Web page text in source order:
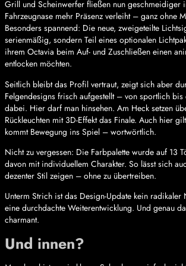
Grill und Scheinwerfer fließen nun geschmeidiger
Fahrzeugnase mehr Präsenz verleiht – ganz ohne
Besonders spannend: Die neue, zweigeteilte
serienmäßig, sondern Teil eines optionalen
ihrem Octavia beim Auf- und Zuschließen einen
entlocken möchten.
Seitlich bleibt das Profil vertraut, zeigt sich aber
Felgendesigns frisch aufgestellt – von sportlich bis
dabei. Hier darf man hinsehen. Am Heck setzen
Rückleuchten mit 3D-Effekt das Finale. Auch hier
kommt Bewegung ins Spiel – wortwörtlich.
Nicht zu vergessen: Die Farbpalette wurde auf 13
davon mit individuellem Charakter. So lässt sich
dezenter Stil zeigen – ohne zu übertreiben.
Unterm Strich ist das Design-Update kein radikaler
eine durchdachte Weiterentwicklung. Und genau
charmant.
Und innen?